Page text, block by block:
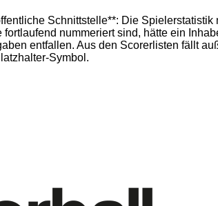
Schnittstelle**: Die
nummeriert sind, hätte ein
entfallen. Aus den Scorerlisten fällt
Symbol.